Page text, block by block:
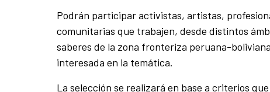
Podrán participar activistas, artistas,
comunitarias que trabajen, desde distintos
saberes de la zona fronteriza peruana-
interesada en la temática.
La selección se realizará en base a criterios